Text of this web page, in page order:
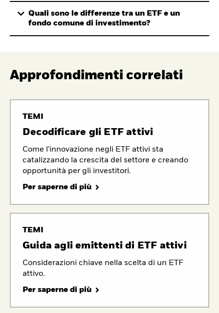
Quali sono le differenze tra un ETF e un
fondo comune di investimento?
Approfondimenti correlati
TEMI
Decodificare gli ETF attivi
Come l'innovazione negli ETF attivi sta
catalizzando la crescita del settore e creando
opportunità per gli investitori.
Per saperne di più
TEMI
Guida agli emittenti di ETF attivi
Considerazioni chiave nella scelta di un ETF
attivo.
Per saperne di più